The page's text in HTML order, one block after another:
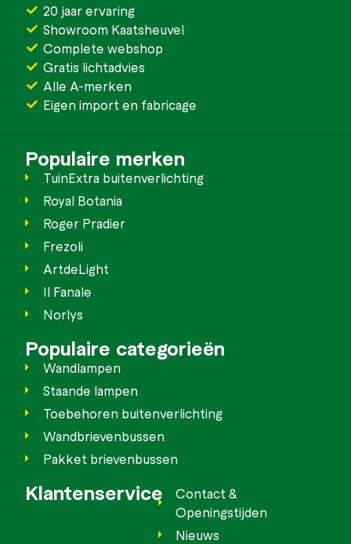
20 jaar ervaring
Showroom Kaatsheuvel
Complete webshop
Gratis lichtadvies
Alle A-merken
Eigen import en fabricage
Populaire merken
TuinExtra buitenverlichting
Royal Botania
Roger Pradier
Frezoli
ArtdeLight
Il Fanale
Norlys
Populaire categorieën
Wandlampen
Staande lampen
Toebehoren buitenverlichting
Wandbrievenbussen
Pakket brievenbussen
Klantenservice
Contact &
Openingstijden
Nieuws